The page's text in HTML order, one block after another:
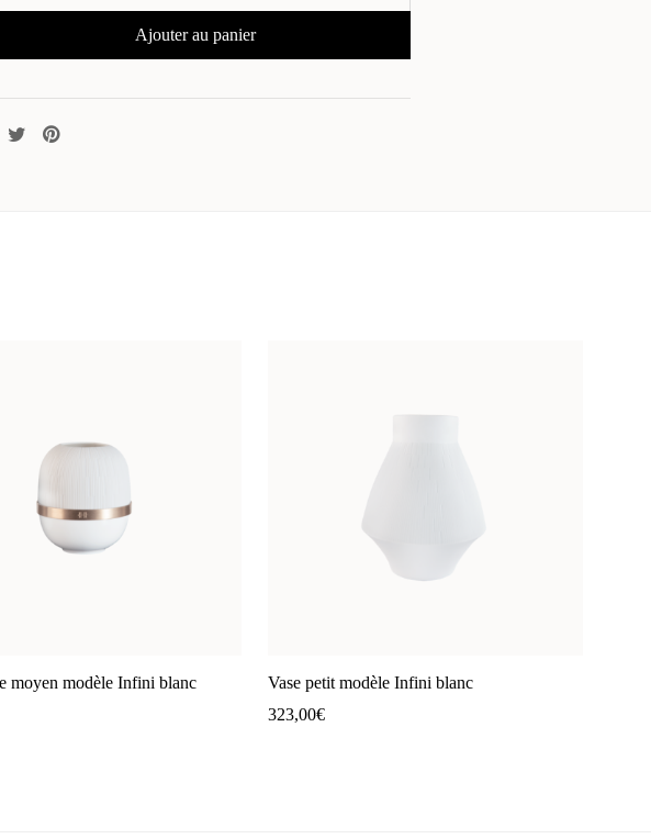
Ajouter au panier
moyen modèle Infini blanc
Vase petit modèle Infini blanc
323,00€